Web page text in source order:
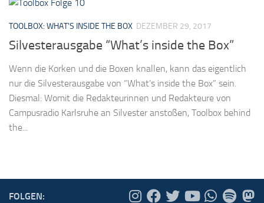
TOOLBOX: WHAT'S INSIDE THE BOX DEZEMBER 29, 2017
Silvesterausgabe “What’s inside the Box”
Wenn die Korken und die Boxen knallen, kann das eigentlich
nur die Silvesterausgabe von “What’s inside the Box” sein.
Diesmal: Womit die Redakteurinnen und Redakteure von
Campusradio Karlsruhe an Silvester anstoßen, Toolbox behind
the...
FOLGEN: